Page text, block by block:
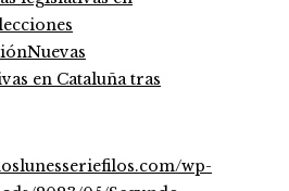
Nuevas
en Cataluña tras